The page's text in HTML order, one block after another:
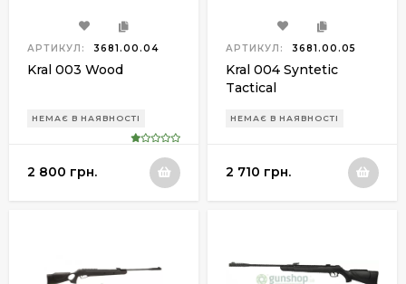
АРТИКУЛ: 3681.00.04
Kral 003 Wood
НЕМАЄ В НАЯВНОСТІ
2 800 грн.
АРТИКУЛ: 3681.00.05
Kral 004 Syntetic
Tactical
НЕМАЄ В НАЯВНОСТІ
2 710 грн.